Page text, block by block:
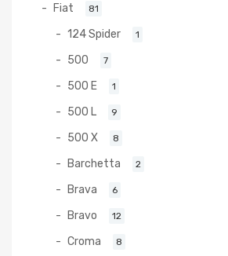
Fiat 81
124 Spider 1
500 7
500 E 1
500 L 9
500 X 8
Barchetta 2
Brava 6
Bravo 12
Croma 8